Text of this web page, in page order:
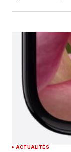
ACTUALITÉS